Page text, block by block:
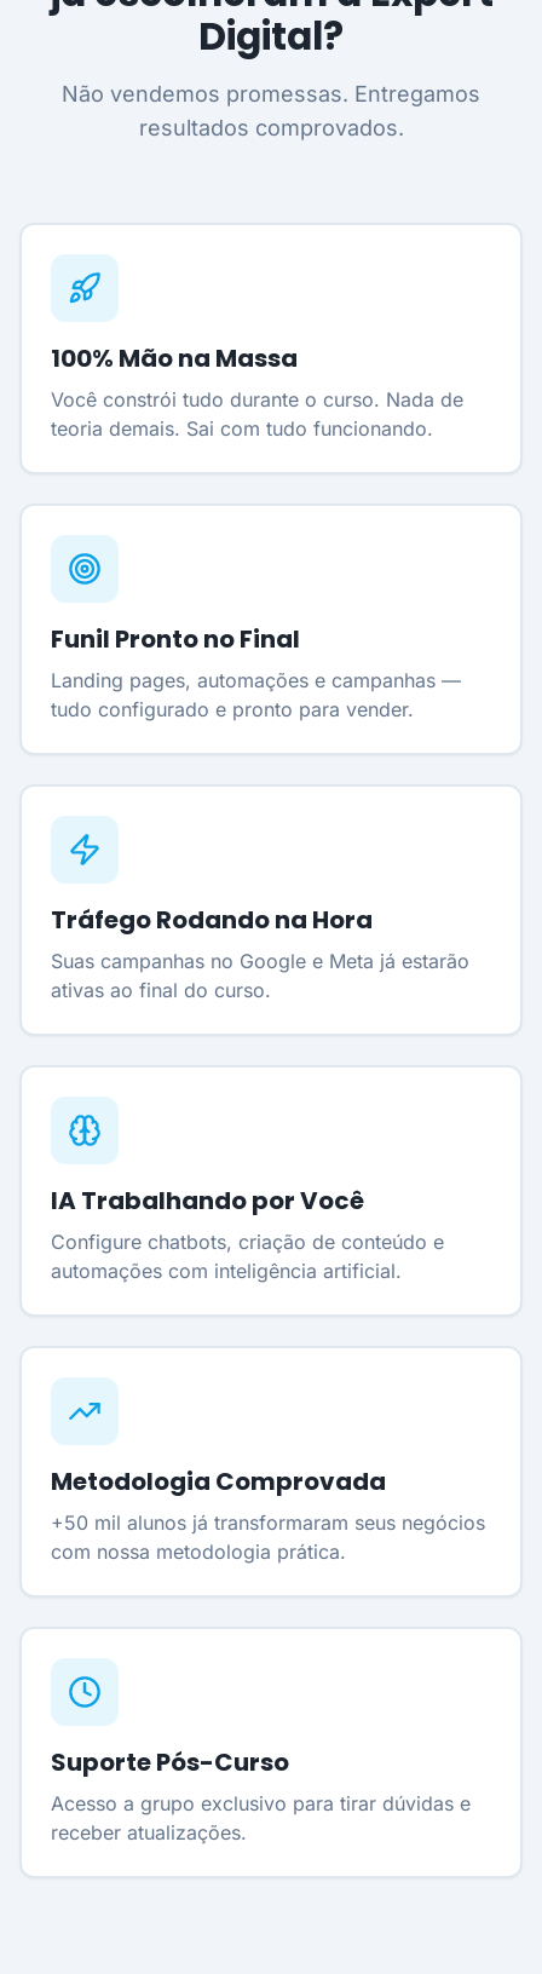
Digital?
Não vendemos promessas. Entregamos
resultados comprovados.
100% Mão na Massa
Você constrói tudo durante o curso. Nada de
teoria demais. Sai com tudo funcionando.
Funil Pronto no Final
Landing pages, automações e campanhas —
tudo configurado e pronto para vender.
Tráfego Rodando na Hora
Suas campanhas no Google e Meta já estarão
ativas ao final do curso.
IA Trabalhando por Você
Configure chatbots, criação de conteúdo e
automações com inteligência artificial.
Metodologia Comprovada
+50 mil alunos já transformaram seus negócios
com nossa metodologia prática.
Suporte Pós-Curso
Acesso a grupo exclusivo para tirar dúvidas e
receber atualizações.